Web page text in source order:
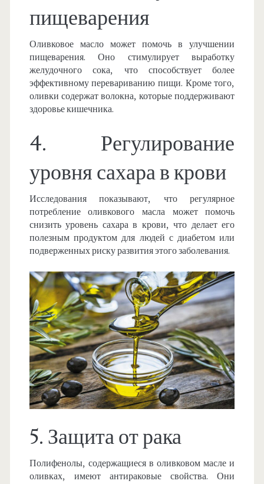
пищеварения
Оливковое масло может помочь в улучшении
пищеварения. Оно стимулирует выработку
желудочного сока, что способствует более
эффективному перевариванию пищи. Кроме того,
оливки содержат волокна, которые поддерживают
здоровье кишечника.
4. Регулирование
уровня сахара в крови
Исследования показывают, что регулярное
потребление оливкового масла может помочь
снизить уровень сахара в крови, что делает его
полезным продуктом для людей с диабетом или
подверженных риску развития этого заболевания.
5. Защита от рака
Полифенолы, содержащиеся в оливковом масле и
оливках, имеют антираковые свойства. Они